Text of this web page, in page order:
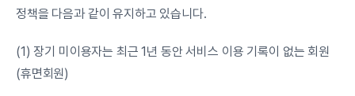
정책을 다음과 같이 유지하고 있습니다.
(1) 장기 미이용자는 최근 1년 동안 서비스 이용 기록이 없는 회원
(휴면회원)